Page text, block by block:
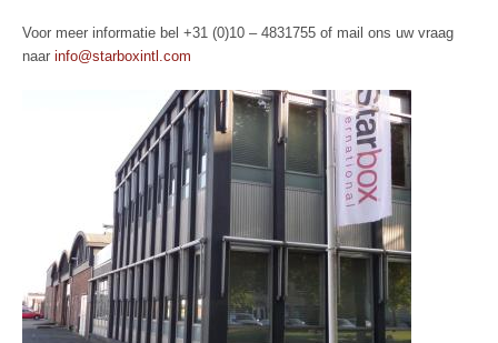
Voor meer informatie bel +31 (0)10 – 4831755 of mail ons uw vraag
naar info@starboxintl.com